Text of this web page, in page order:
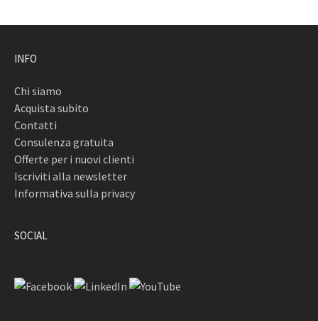
INFO
Chi siamo
Acquista subito
Contatti
Consulenza gratuita
Offerte per i nuovi clienti
Iscriviti alla newsletter
Informativa sulla privacy
SOCIAL